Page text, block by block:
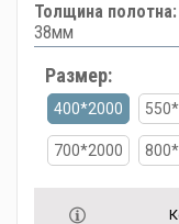
Толщина полотна:
38мм
Размер:
400*2000
700*2000